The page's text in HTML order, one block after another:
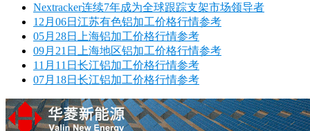
Nextracker连续7年成为全球跟踪支架市场领导者
12月06日江苏有色铝加工价格行情参考
05月28日上海铝加工价格行情参考
09月21日上海地区铝加工价格行情参考
11月11日长江铝加工价格行情参考
07月18日长江铝加工价格行情参考